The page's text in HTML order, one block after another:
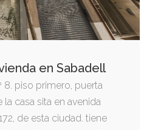
en Sabadell
8. piso primero, puerta
la casa sita en avenida
de esta ciudad. tiene